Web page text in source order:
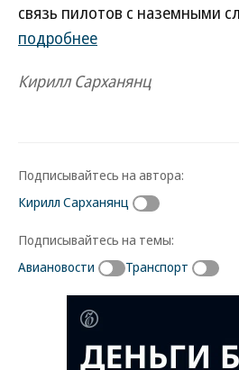
связь пилотов с наземными
подробнее
Кирилл Сарханянц
Подписывайтесь на автора:
Кирилл Сарханянц
Подписывайтесь на темы:
Авиановости
Транспорт